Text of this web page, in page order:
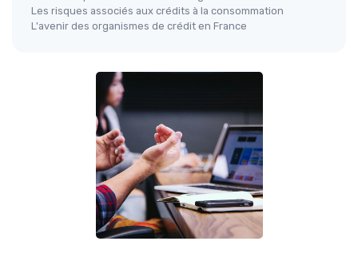
Les risques associés aux crédits à la consommation
L'avenir des organismes de crédit en France